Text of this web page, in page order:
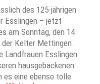
des 125-jährigen
Esslingen – jetzt
am Sonntag, den 14.
der Kelter Mettingen.
Landfrauen Esslingen
hausgebackenen
es eine ebenso tolle